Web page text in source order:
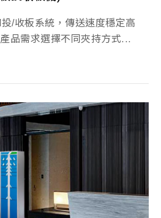
/收板系統，傳送速度穩定高
品需求選擇不同夾持方式...